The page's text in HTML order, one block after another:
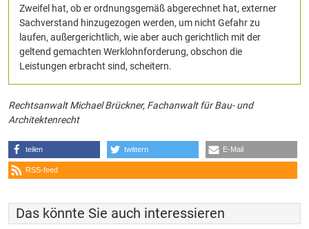
Zweifel hat, ob er ordnungsgemäß abgerechnet hat, externer
Sachverstand hinzugezogen werden, um nicht Gefahr zu
laufen, außergerichtlich, wie aber auch gerichtlich mit der
geltend gemachten Werklohnforderung, obschon die
Leistungen erbracht sind, scheitern.
Rechtsanwalt Michael Brückner, Fachanwalt für Bau- und
Architektenrecht
teilen twittern E-Mail
RSS-feed
Das könnte Sie auch interessieren